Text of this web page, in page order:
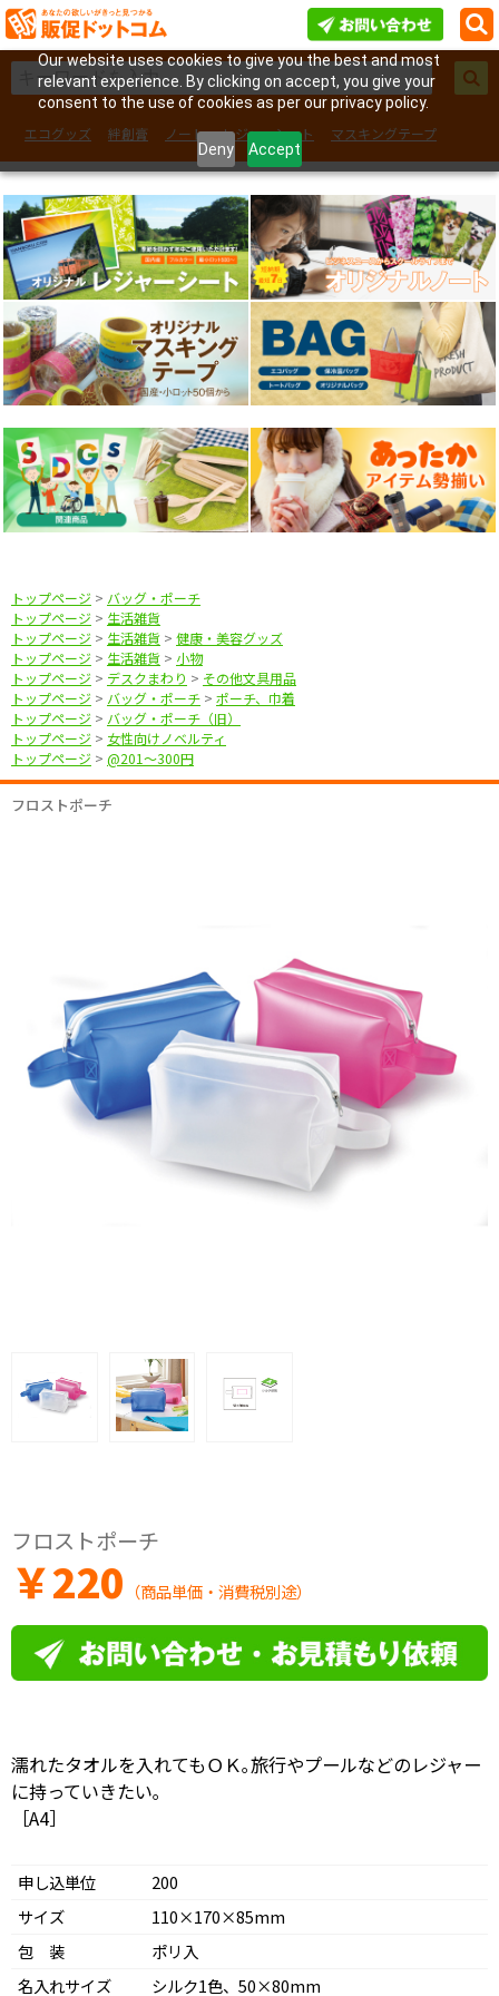
Our website uses cookies to give you the best and most
relevant experience. By clicking on accept, you give your
consent to the use of cookies as per our privacy policy.
Deny Accept
エコグッズ 絆創膏 ノート レジャーシート
マスキングテープ
フェイスシール
トップページ > バッグ・ポーチ
トップページ > 生活雑貨
トップページ > 生活雑貨 > 健康・美容グッズ
トップページ > 生活雑貨 > 小物
トップページ > デスクまわり > その他文具用品
トップページ > バッグ・ポーチ > ポーチ、巾着
トップページ > バッグ・ポーチ（旧）
トップページ > 女性向けノベルティ
トップページ > @201〜300円
フロストポーチ
フロストポーチ
￥220 （商品単価・消費税別途）
濡れたタオルを入れてもＯＫ｡旅行やプールなどのレジャー
に持っていきたい｡
［A4］
申し込単位
200
サイズ
110×170×85mm
包 装
ポリ入
名入れサイズ
シルク1色、50×80mm